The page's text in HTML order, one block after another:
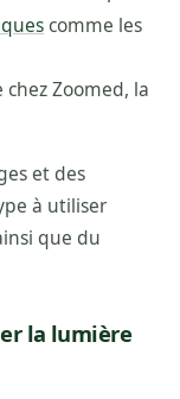
comme les
chez Zoomed, la
et des
à utiliser
que du
la lumière